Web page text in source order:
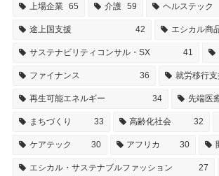
上場企業 65 介護 59 ヘルステック
途上国支援 42 エシカル商
サステナビリティコンサル・SX 41
ファイナンス 36 就労移行支
再生可能エネルギー 34 先端医
まちづくり 33 高齢化社会 32
ケアテック 30 アフリカ 30
エシカル・サステナブルファッション 27